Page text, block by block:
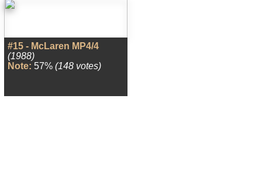
#15 - McLaren MP4/4
(1988)
Note: 57% (148 votes)